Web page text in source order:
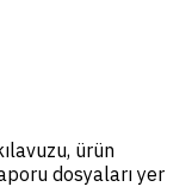
ürün
dosyaları yer